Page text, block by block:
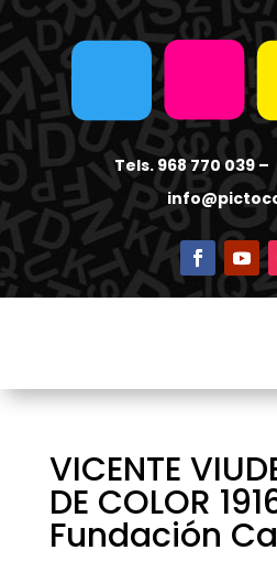
Tels. 968 770 039
info
VICENTE
DE COLOR
Fundación